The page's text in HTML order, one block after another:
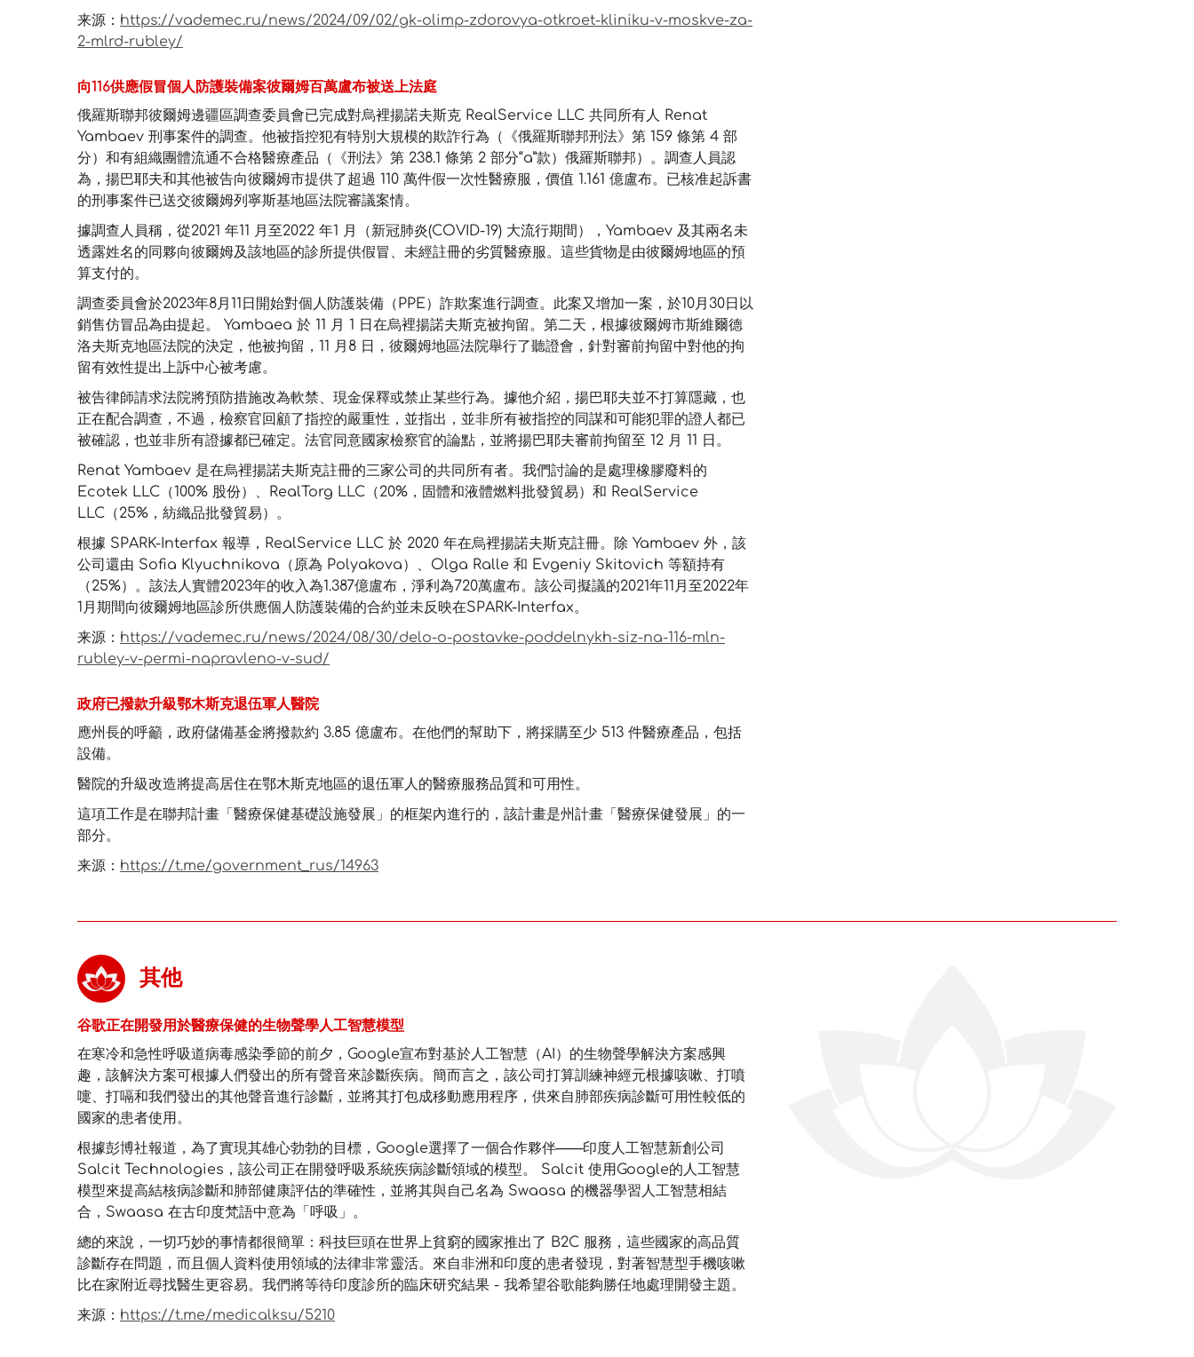
来源： https://vademec.ru/news/2024/09/02/gk-olimp-zdorovya-otkroet-kliniku-v-moskve-za-
2-mlrd-rubley/
向116供應假冒個人防護裝備案彼爾姆百萬盧布被送上法庭
俄羅斯聯邦彼爾姆邊疆區調查委員會已完成對烏裡揚諾夫斯克 RealService LLC 共同所有人 Renat
Yambaev 刑事案件的調查。他被指控犯有特別大規模的欺詐行為（《俄羅斯聯邦刑法》第 159 條第 4 部
分）和有組織團體流通不合格醫療產品（《刑法》第 238.1 條第 2 部分“a”款）俄羅斯聯邦）。調查人員認
為，揚巴耶夫和其他被告向彼爾姆市提供了超過 110 萬件假一次性醫療服，價值 1.161 億盧布。已核准起訴書
的刑事案件已送交彼爾姆列寧斯基地區法院審議案情。
據調查人員稱，從2021 年11 月至2022 年1 月（新冠肺炎(COVID-19) 大流行期間），Yambaev 及其兩名未
透露姓名的同夥向彼爾姆及該地區的診所提供假冒、未經註冊的劣質醫療服。這些貨物是由彼爾姆地區的預
算支付的。
調查委員會於2023年8月11日開始對個人防護裝備（PPE）詐欺案進行調查。此案又增加一案，於10月30日以
銷售仿冒品為由提起。 Yambaea 於 11 月 1 日在烏裡揚諾夫斯克被拘留。第二天，根據彼爾姆市斯維爾德
洛夫斯克地區法院的決定，他被拘留，11 月8 日，彼爾姆地區法院舉行了聽證會，針對審前拘留中對他的拘
留有效性提出上訴中心被考慮。
被告律師請求法院將預防措施改為軟禁、現金保釋或禁止某些行為。據他介紹，揚巴耶夫並不打算隱藏，也
正在配合調查，不過，檢察官回顧了指控的嚴重性，並指出，並非所有被指控的同謀和可能犯罪的證人都已
被確認，也並非所有證據都已確定。法官同意國家檢察官的論點，並將揚巴耶夫審前拘留至 12 月 11 日。
Renat Yambaev 是在烏裡揚諾夫斯克註冊的三家公司的共同所有者。我們討論的是處理橡膠廢料的
Ecotek LLC（100% 股份）、RealTorg LLC（20%，固體和液體燃料批發貿易）和 RealService
LLC（25%，紡織品批發貿易）。
根據 SPARK-Interfax 報導，RealService LLC 於 2020 年在烏裡揚諾夫斯克註冊。除 Yambaev 外，該
公司還由 Sofia Klyuchnikova（原為 Polyakova）、Olga Ralle 和 Evgeniy Skitovich 等額持有
（25%）。該法人實體2023年的收入為1.387億盧布，淨利為720萬盧布。該公司擬議的2021年11月至2022年
1月期間向彼爾姆地區診所供應個人防護裝備的合約並未反映在SPARK-Interfax。
来源： https://vademec.ru/news/2024/08/30/delo-o-postavke-poddelnykh-siz-na-116-mln-
rubley-v-permi-napravleno-v-sud/
政府已撥款升級鄂木斯克退伍軍人醫院
應州長的呼籲，政府儲備基金將撥款約 3.85 億盧布。在他們的幫助下，將採購至少 513 件醫療產品，包括
設備。
醫院的升級改造將提高居住在鄂木斯克地區的退伍軍人的醫療服務品質和可用性。
這項工作是在聯邦計畫「醫療保健基礎設施發展」的框架內進行的，該計畫是州計畫「醫療保健發展」的一
部分。
来源： https://t.me/government_rus/14963
其他
谷歌正在開發用於醫療保健的生物聲學人工智慧模型
在寒冷和急性呼吸道病毒感染季節的前夕，Google宣布對基於人工智慧（AI）的生物聲學解決方案感興
趣，該解決方案可根據人們發出的所有聲音來診斷疾病。簡而言之，該公司打算訓練神經元根據咳嗽、打噴
嚏、打嗝和我們發出的其他聲音進行診斷，並將其打包成移動應用程序，供來自肺部疾病診斷可用性較低的
國家的患者使用。
根據彭博社報道，為了實現其雄心勃勃的目標，Google選擇了一個合作夥伴——印度人工智慧新創公司
Salcit Technologies，該公司正在開發呼吸系統疾病診斷領域的模型。 Salcit 使用Google的人工智慧
模型來提高結核病診斷和肺部健康評估的準確性，並將其與自己名為 Swaasa 的機器學習人工智慧相結
合，Swaasa 在古印度梵語中意為「呼吸」。
總的來說，一切巧妙的事情都很簡單：科技巨頭在世界上貧窮的國家推出了 B2C 服務，這些國家的高品質
診斷存在問題，而且個人資料使用領域的法律非常靈活。來自非洲和印度的患者發現，對著智慧型手機咳嗽
比在家附近尋找醫生更容易。我們將等待印度診所的臨床研究結果 - 我希望谷歌能夠勝任地處理開發主題。
来源： https://t.me/medicalksu/5210